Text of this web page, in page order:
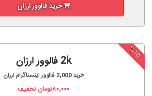
خرید فالوور ارزان
%10
2k فالوور ارزان
خرید2,000 فالوور اینستاگرام ارزان
۸۰,۰۰۰تومان تخفیف